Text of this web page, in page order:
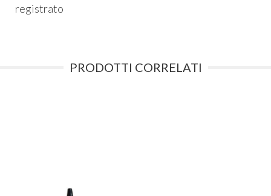
registrato
PRODOTTI CORRELATI